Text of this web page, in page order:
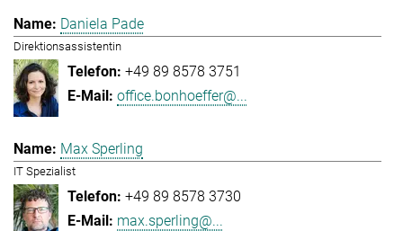
Daniela Pade
Direktionsassistentin
+49 89 8578 3751
office.bonhoeffer@...
Max Sperling
IT Spezialist
+49 89 8578 3730
max.sperling@...